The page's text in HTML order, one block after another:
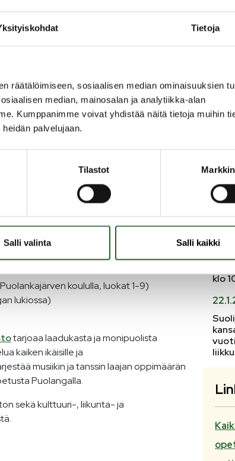
Tietoja
räätälöimiseen, sosiaalisen median ominaisuuksien
median, mainosalan ja analytiikka-alan
Kumppanimme voivat yhdistää näitä tietoja muihin
palvelujaan.
Tilastot
Salli valinta Salli kaikki
ja opetus
tehtävänä on tuottaa vahvat ja kattavat
Puolangalla järjestetään
Puolanka -päiväkodissa sekä
-päiväkodissa)
(Touhula Puolanka -
koululla, luokat 1-9)
lukiossa)
tarjoaa laadukasta ja monipuolista
kaiken ikäisille ja
musiikin ja tanssin laajan oppimäärän
Puolangalla.
sekä kulttuuri-, liikunta- ja
klo